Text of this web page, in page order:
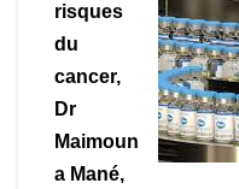
risques
du
cancer,
Dr
Maimoun
a Mané,